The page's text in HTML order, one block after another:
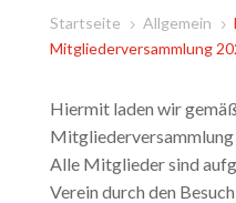
Startseite 5 Allgemein 5
Mitgliederversammlung
Hiermit laden wir
Mitgliederversammlung
Alle Mitglieder sind
Verein durch den